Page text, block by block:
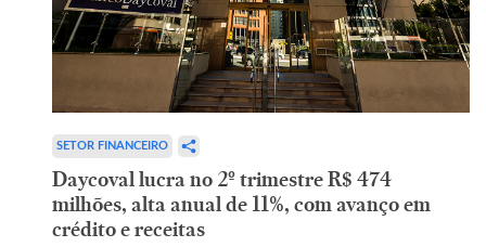
SETOR FINANCEIRO
Daycoval lucra no 2º trimestre R$ 474
milhões, alta anual de 11%, com avanço em
crédito e receitas